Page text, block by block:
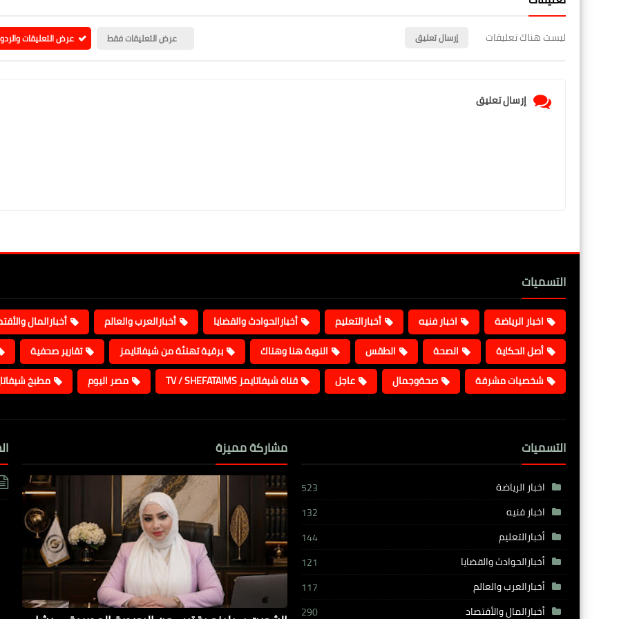
ليست هناك تعليقات إرسال تعليق عرض التعليقات فقط عرض التعليقات
إرسال تعليق
التسميات
اخبار الرياضة اخبار فنيه أخبارالتعليم أخبارالحوادث والقضايا أخبارالعرب والعالم
أخبارالمال
أصل الحكاية
الصحة الطقس النوبة هنا وهناك برقية تهنئة من شيفاتايمز
تقارير صحفية
شخصيات مشرفة
صحةوجمال عاجل قناة شيفاتايمز TV / SHEFATAIMS مصر اليوم مطبخ
التسميات
اخبار الرياضة
523
اخبار فنيه
132
أخبارالتعليم
144
أخبارالحوادث والقضايا
121
أخبارالعرب والعالم
117
أخبارالمال والأقتصاد
290
مشاركة مميزة